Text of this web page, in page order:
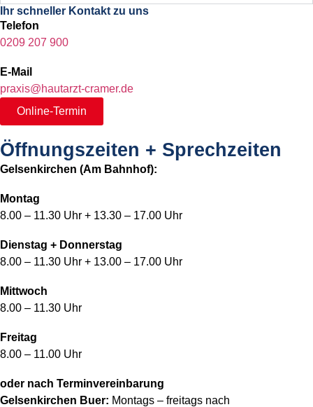
Ihr schneller Kontakt zu uns
Telefon
0209 207 900
E-Mail
praxis@hautarzt-cramer.de
Online-Termin
Öffnungszeiten + Sprechzeiten
Gelsenkirchen (Am Bahnhof):
Montag
8.00 – 11.30 Uhr + 13.30 – 17.00 Uhr
Dienstag + Donnerstag
8.00 – 11.30 Uhr + 13.00 – 17.00 Uhr
Mittwoch
8.00 – 11.30 Uhr
Freitag
8.00 – 11.00 Uhr
oder nach Terminvereinbarung
Gelsenkirchen Buer: Montags – freitags nach